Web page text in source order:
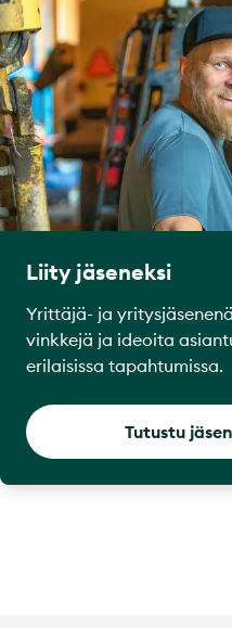
Liity jäseneksi
Yrittäjä- ja
vinkkejä ja ideoita
erilaisissa tapahtumissa.
Tutustu